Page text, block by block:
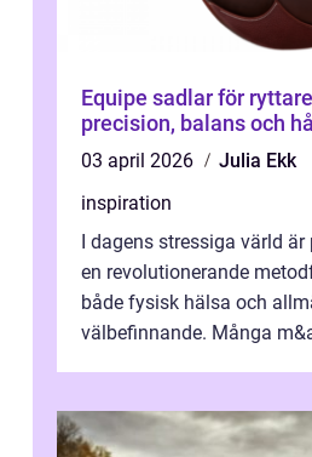
Equipe sadlar för ryttare som vill ha
precision, balans och
03 april 2026
Julia Ekk
inspiration
I dagens stressiga värld
en revolutionerande
både fysisk hälsa och
välbefinnande. Många